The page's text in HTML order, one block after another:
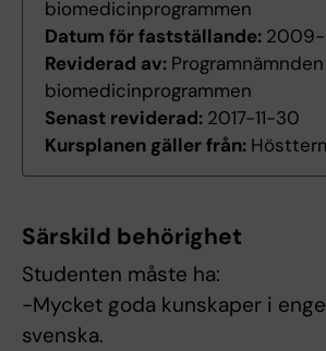
biomedicinprogrammen
Datum för fastställande:
Reviderad av:
biomedicinprogrammen
Senast reviderad: 2017-11-30
Kursplanen gäller från:
Särskild behörighet
Studenten måste ha:
-Mycket goda kunskaper i
svenska.